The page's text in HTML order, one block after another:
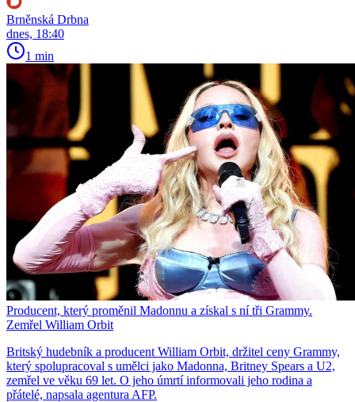
Brněnská Drbna
dnes, 18:40
1 min
Producent, který proměnil Madonnu a získal s ní tři Grammy.
Zemřel William Orbit
Britský hudebník a producent William Orbit, držitel ceny Grammy,
který spolupracoval s umělci jako Madonna, Britney Spears a U2,
zemřel ve věku 69 let. O jeho úmrtí informovali jeho rodina a
přátelé, napsala agentura AFP.